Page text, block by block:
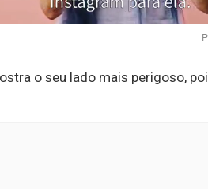
o seu lado mais perigoso,